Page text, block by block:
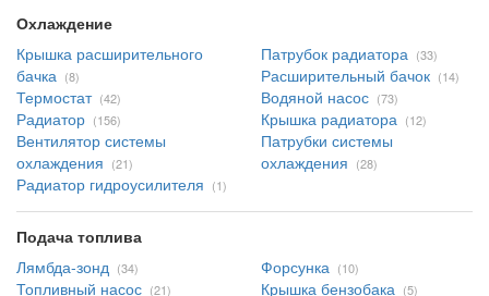
Охлаждение
Крышка расширительного
бачка (8)
Патрубок радиатора (33)
Расширительный бачок (14)
Термостат (42) Водяной насос (73)
Радиатор (156) Крышка радиатора (12)
Вентилятор системы
охлаждения (21)
Патрубки системы
охлаждения (28)
Радиатор гидроусилителя (1)
Подача топлива
Лямбда-зонд (34) Форсунка (10)
Топливный насос (21) Крышка бензобака (5)